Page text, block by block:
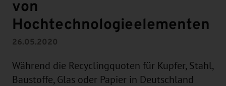
von
Hochtechnologieelementen
26.05.2020
Während die Recyclingquoten für Kupfer, Stahl,
Baustoffe, Glas oder Papier in Deutschland